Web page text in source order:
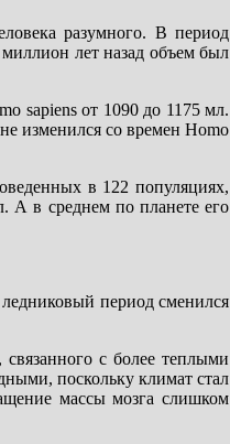
разумного. В период
лет назад объем был
sapiens от 1090 до 1175 мл.
изменился со времен Homo
в 122 популяциях,
А в среднем по планете его
период сменился
с более теплыми
поскольку климат стал
массы мозга слишком